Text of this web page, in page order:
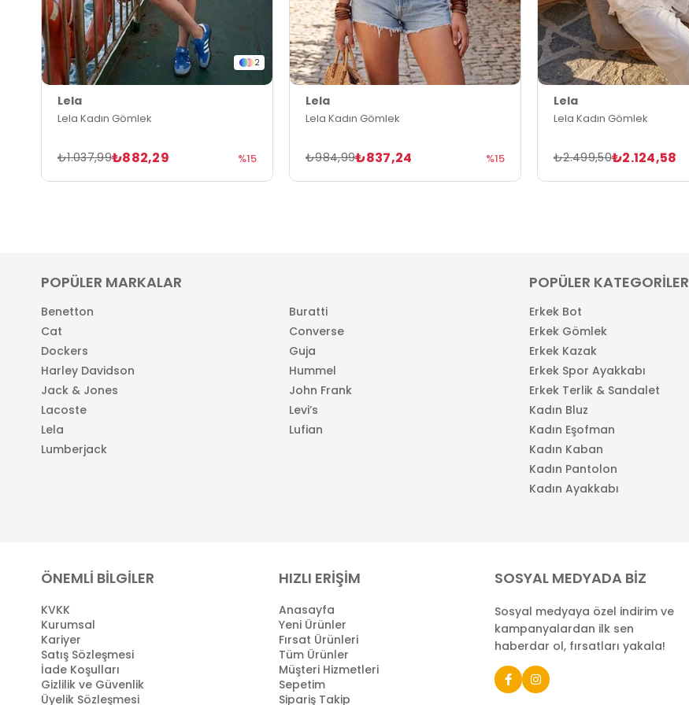
2
Lela
Lela Kadın Gömlek
₺882,29
₺1.037,99 %15
Lela
Lela Kadın Gömlek
₺837,24
₺984,99 %15
Lela
Lela Kadın Gömlek
₺2.124,58
₺2.499,50
POPÜLER MARKALAR
Benetton
Buratti
Cat
Converse
Dockers
Guja
Harley Davidson
Hummel
Jack & Jones
John Frank
Lacoste
Levi’s
Lela
Lufian
Lumberjack
POPÜLER KATEGORİLER
Erkek Bot
Erkek Gömlek
Erkek Kazak
Erkek Spor Ayakkabı
Erkek Terlik & Sandalet
Kadın Bluz
Kadın Eşofman
Kadın Kaban
Kadın Pantolon
Kadın Ayakkabı
ÖNEMLİ BİLGİLER
KVKK
Kurumsal
Kariyer
Satış Sözleşmesi
İade Koşulları
Gizlilik ve Güvenlik
Üyelik Sözleşmesi
HIZLI ERİŞİM
Anasayfa
Yeni Ürünler
Fırsat Ürünleri
Tüm Ürünler
Müşteri Hizmetleri
Sepetim
Sipariş Takip
SOSYAL MEDYADA BİZ
Sosyal medyaya özel indirim ve
kampanyalardan ilk sen
haberdar ol, fırsatları yakala!